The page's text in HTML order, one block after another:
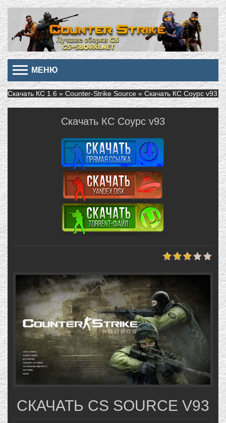
МЕНЮ
Скачать КС 1.6 » Counter-Strike Source » Скачать КС Соурс v93
Скачать КС Соурс v93
СКАЧАТЬ CS SOURCE V93